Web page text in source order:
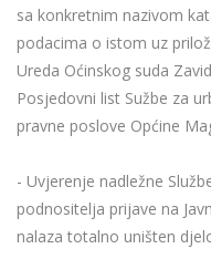
sa konkretnim nazivom
podacima o istom uz
Ureda Oćinskog suda
Posjedovni list Sužbe za
pravne poslove Općine
- Uvjerenje nadležne
podnositelja prijave na
nalaza totalno uništen